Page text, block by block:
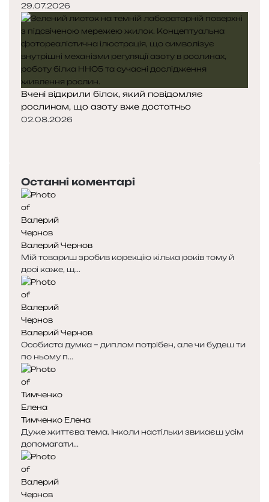
29.07.2026
Вчені відкрили білок, який повідомляє
рослинам, що азоту вже достатньо
02.08.2026
Останні коментарі
Валерий Чернов
Мій товариш зробив корекцію кілька років тому й
досі каже, щ...
Валерий Чернов
Особиста думка – диплом потрібен, але чи будеш ти
по ньому п...
Тимченко Елена
Дуже життєва тема. Інколи настільки звикаєш усім
допомагати...